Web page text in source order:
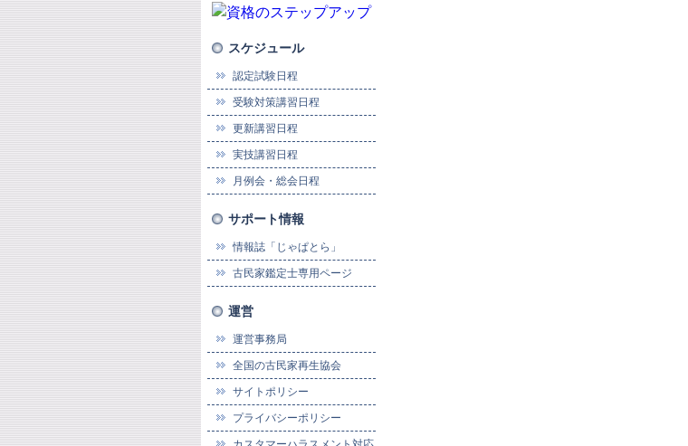
スケジュール
認定試験日程
受験対策講習日程
更新講習日程
実技講習日程
月例会・総会日程
サポート情報
情報誌「じゃぱとら」
古民家鑑定士専用ページ
運営
運営事務局
全国の古民家再生協会
サイトポリシー
プライバシーポリシー